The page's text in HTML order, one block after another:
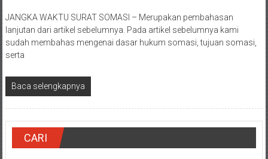
Pajak/
Mediator/
Mediasi/
Kidul/Wonosari/Wates/Kulonprogo/
Yogyakarta/Jogja/
kalten/Solo/
Purwakarta,
Sukoharjo/
Semarang/
JANGKA WAKTU SURAT SOMASI – Merupakan pembahasan
lanjutan dari artikel sebelumnya. Pada artikel sebelumnya kami
sudah membahas mengenai dasar hukum somasi, tujuan somasi,
serta
Baca selengkapnya
CARI